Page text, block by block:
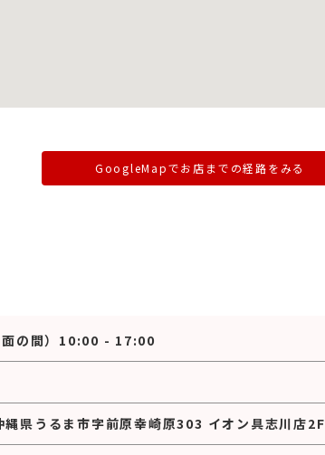
GoogleMapでお店までの経路をみる
面の間）10:00 - 17:00
県うるま市字前原幸崎原303 イオン具志川店2F